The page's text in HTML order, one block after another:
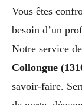
Vous êtes
besoin d’un
Notre service de
Collongue
savoir-faire.